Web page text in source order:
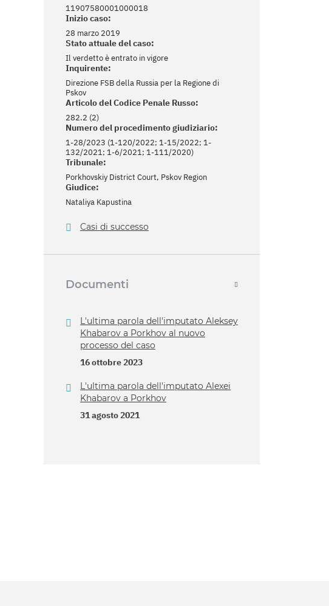
11907580001000018
Inizio caso:
28 marzo 2019
Stato attuale del caso:
Il verdetto è entrato in vigore
Inquirente:
Direzione FSB della Russia per la Regione di
Pskov
Articolo del Codice Penale Russo:
282.2 (2)
Numero del procedimento giudiziario:
1-28/2023 (1-120/2022; 1-15/2022; 1-
132/2021; 1-6/2021; 1-111/2020)
Tribunale:
Porkhovskiy District Court, Pskov Region
Giudice:
Nataliya Kapustina
Casi di successo
Documenti
L'ultima parola dell'imputato Aleksey
Khabarov a Porkhov al nuovo
processo del caso
16 ottobre 2023
L'ultima parola dell'imputato Alexei
Khabarov a Porkhov
31 agosto 2021